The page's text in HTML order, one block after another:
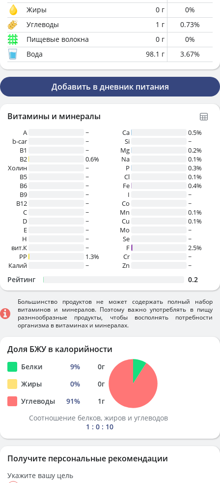
Жиры
0 г 0%
Углеводы
1 г 0.73%
Пищевые волокна
0 г 0%
Вода
98.1 г 3.67%
Добавить в дневник питания
Витамины и минералы
A
~
b-car
~
В1
~
B2
0.6%
Холин
~
B5
~
B6
~
B9
~
B12
~
C
~
D
~
E
~
H
~
вит.К
~
PP
1.3%
Калий
~
Ca
0.5%
Si
~
Mg
0.2%
Na
0.1%
P
0.3%
Cl
0.1%
Fe
0.4%
I
~
Co
~
Mn
0.1%
Cu
0.1%
Mo
~
Se
~
F
2.5%
Cr
~
Zn
~
Рейтинг 0.2
Большинство продуктов не может содержать полный набор
витаминов и минералов. Поэтому важно употреблять в пищу
разннообразные продукты, чтобы восполнять потребности
организма в витаминах и минералах.
Доля БЖУ в калорийности
Белки 9% 0г
Жиры
0% 0г
Углеводы
91% 1г
Соотношение белков, жиров и углеводов
1 : 0 : 10
Получите персональные рекомендации
Укажите вашу цель